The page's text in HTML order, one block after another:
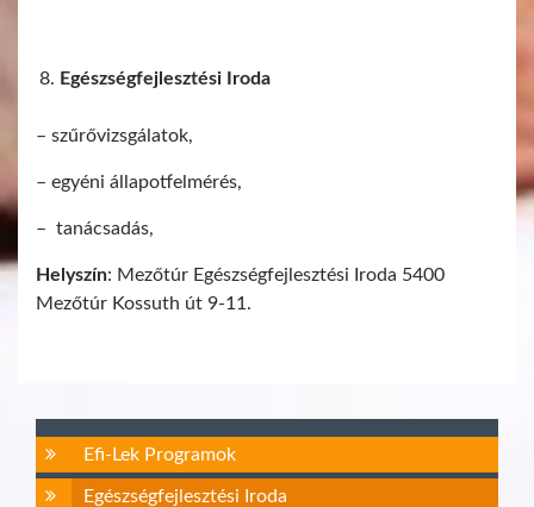
Egészségfejlesztési Iroda
– szűrővizsgálatok,
– egyéni állapotfelmérés,
– tanácsadás,
Helyszín: Mezőtúr Egészségfejlesztési Iroda 5400
Mezőtúr Kossuth út 9-11.
Efi-Lek Programok
Egészségfejlesztési Iroda